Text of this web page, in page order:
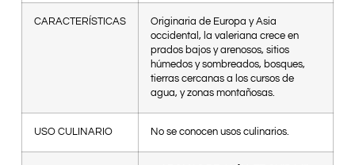
CARACTERÍSTICAS
Originaria de Europa y Asia
occidental, la valeriana crece en
prados bajos y arenosos, sitios
húmedos y sombreados, bosques,
tierras cercanas a los cursos de
agua, y zonas montañosas.
USO CULINARIO No se conocen usos culinarios.